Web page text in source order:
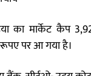
का मार्केट कैप
पर आ गया है।